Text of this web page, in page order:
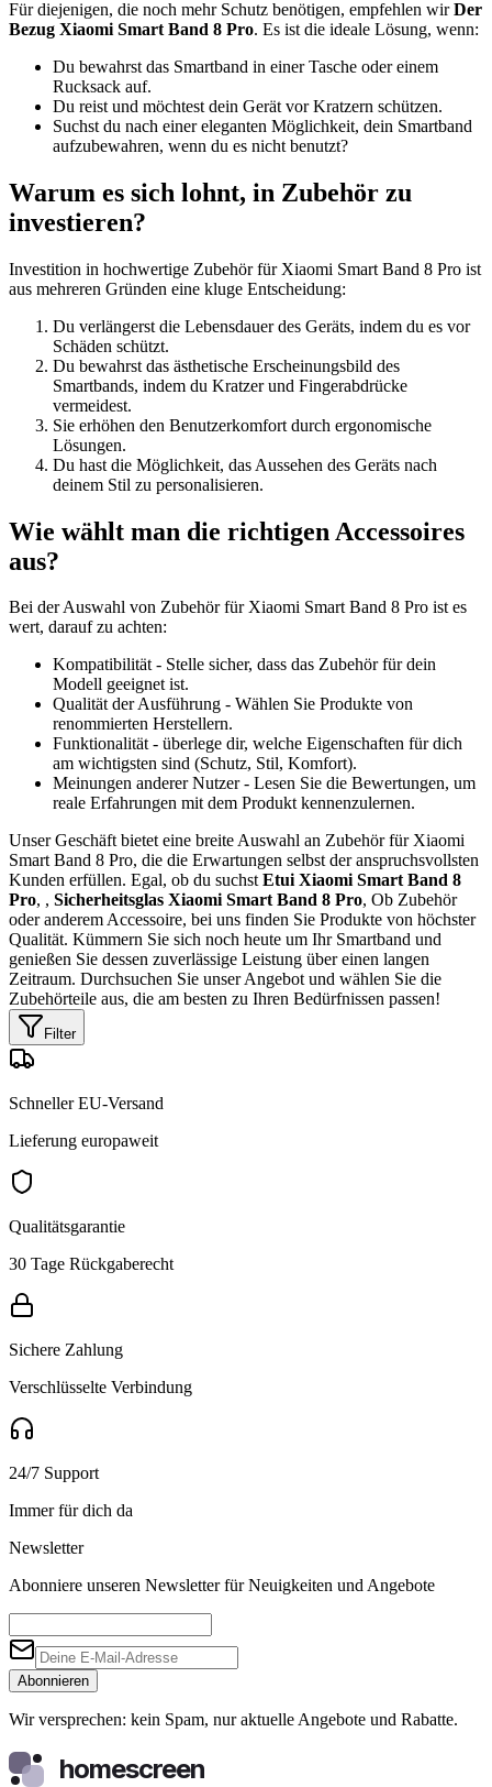
Für diejenigen, die noch mehr Schutz benötigen, empfehlen wirDer
Bezug Xiaomi Smart Band 8 Pro. Es ist die ideale Lösung, wenn:
Du bewahrst das Smartband in einer Tasche oder einem
Rucksack auf.
Du reist und möchtest dein Gerät vor Kratzern schützen.
Suchst du nach einer eleganten Möglichkeit, dein Smartband
aufzubewahren, wenn du es nicht benutzt?
Warum es sich lohnt, in Zubehör zu
investieren?
Investition in hochwertige Zubehör für Xiaomi Smart Band 8 Pro ist
aus mehreren Gründen eine kluge Entscheidung:
Du verlängerst die Lebensdauer des Geräts, indem du es vor
Schäden schützt.
Du bewahrst das ästhetische Erscheinungsbild des
Smartbands, indem du Kratzer und Fingerabdrücke
vermeidest.
Sie erhöhen den Benutzerkomfort durch ergonomische
Lösungen.
Du hast die Möglichkeit, das Aussehen des Geräts nach
deinem Stil zu personalisieren.
Wie wählt man die richtigen Accessoires
aus?
Bei der Auswahl von Zubehör für Xiaomi Smart Band 8 Pro ist es
wert, darauf zu achten:
Kompatibilität - Stelle sicher, dass das Zubehör für dein
Modell geeignet ist.
Qualität der Ausführung - Wählen Sie Produkte von
renommierten Herstellern.
Funktionalität - überlege dir, welche Eigenschaften für dich
am wichtigsten sind (Schutz, Stil, Komfort).
Meinungen anderer Nutzer - Lesen Sie die Bewertungen, um
reale Erfahrungen mit dem Produkt kennenzulernen.
Unser Geschäft bietet eine breite Auswahl an Zubehör für Xiaomi
Smart Band 8 Pro, die die Erwartungen selbst der anspruchsvollsten
Kunden erfüllen. Egal, ob du suchstEtui Xiaomi Smart Band 8
Pro, , Sicherheitsglas Xiaomi Smart Band 8 Pro, Ob Zubehör
oder anderem Accessoire, bei uns finden Sie Produkte von höchster
Qualität. Kümmern Sie sich noch heute um Ihr Smartband und
genießen Sie dessen zuverlässige Leistung über einen langen
Zeitraum. Durchsuchen Sie unser Angebot und wählen Sie die
Zubehörteile aus, die am besten zu Ihren Bedürfnissen passen!
Filter
Schneller EU-Versand
Lieferung europaweit
Qualitätsgarantie
30 Tage Rückgaberecht
Sichere Zahlung
Verschlüsselte Verbindung
24/7 Support
Immer für dich da
Newsletter
Abonniere unseren Newsletter für Neuigkeiten und Angebote
Abonnieren
Wir versprechen: kein Spam, nur aktuelle Angebote und Rabatte.
homescreen